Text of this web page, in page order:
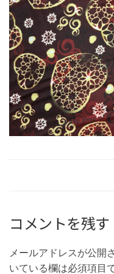
コメントを残す
メールアドレスが公開
いている欄は必須項目